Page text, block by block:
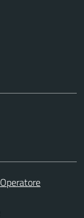
Operatore